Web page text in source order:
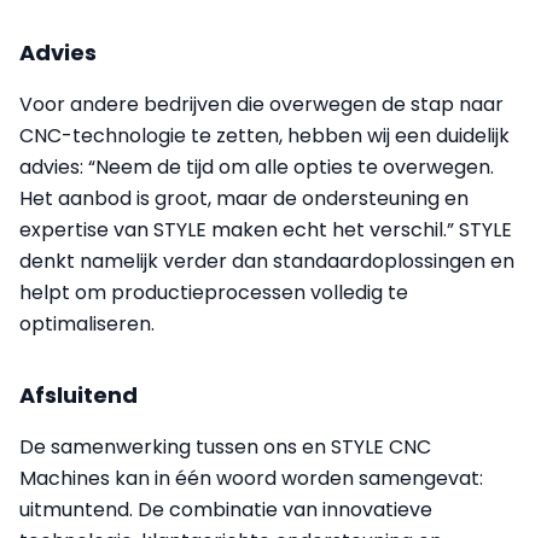
Advies
Voor andere bedrijven die overwegen de stap naar
CNC-technologie te zetten, hebben wij een duidelijk
advies: “Neem de tijd om alle opties te overwegen.
Het aanbod is groot, maar de ondersteuning en
expertise van STYLE maken echt het verschil.” STYLE
denkt namelijk verder dan standaardoplossingen en
helpt om productieprocessen volledig te
optimaliseren.
Afsluitend
De samenwerking tussen ons en STYLE CNC
Machines kan in één woord worden samengevat:
uitmuntend. De combinatie van innovatieve